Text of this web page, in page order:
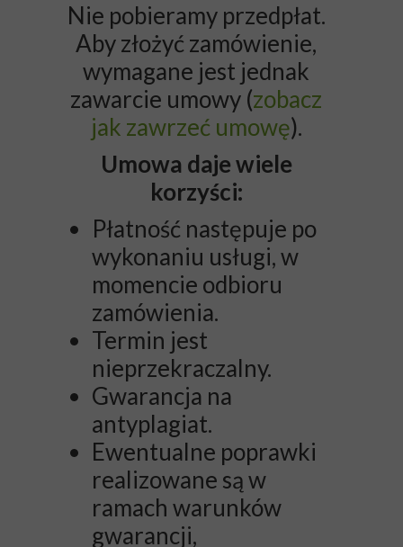
Nie pobieramy przedpłat.
Aby złożyć zamówienie,
wymagane jest jednak
zawarcie umowy (zobacz
jak zawrzeć umowę).
Umowa daje wiele
korzyści:
Płatność następuje po
wykonaniu usługi, w
momencie odbioru
zamówienia.
Termin jest
nieprzekraczalny.
Gwarancja na
antyplagiat.
Ewentualne poprawki
realizowane są w
ramach warunków
gwarancji,